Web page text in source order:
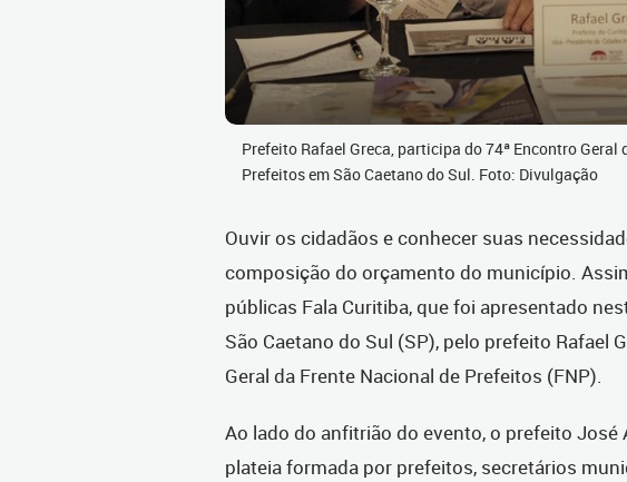
Prefeito Rafael Greca, participa do 74ª Encontro Geral
Prefeitos em São Caetano do Sul. Foto: Divulgação
Ouvir os cidadãos e conhecer suas
composição do orçamento do município.
públicas Fala Curitiba, que foi apresentado
São Caetano do Sul (SP), pelo prefeito Rafael
Geral da Frente Nacional de Prefeitos (FNP).
Ao lado do anfitrião do evento, o prefeito
plateia formada por prefeitos, secretários